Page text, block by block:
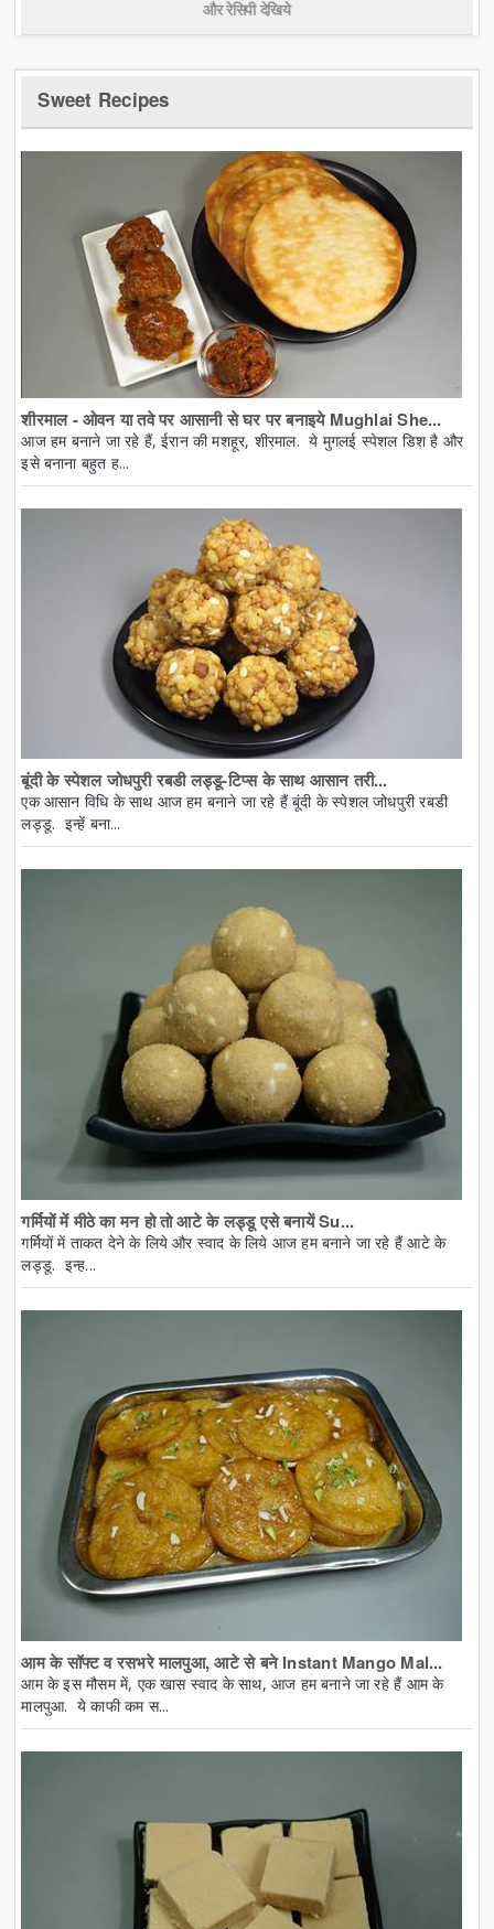
और रेसिपी देखिये
Sweet Recipes
शीरमाल - ओवन या तवे पर आसानी से घर पर बनाइये Mughlai She...
आज हम बनाने जा रहे हैं, ईरान की मशहूर, शीरमाल. ये मुगलई स्पेशल डिश है और
इसे बनाना बहुत ह...
बूंदी के स्पेशल जोधपुरी रबडी लड्डू-टिप्स के साथ आसान तरी...
एक आसान विधि के साथ आज हम बनाने जा रहे हैं बूंदी के स्पेशल जोधपुरी रबडी
लड्डू. इन्हें बना...
गर्मियों में मीठे का मन हो तो आटे के लड्डू एसे बनायें Su...
गर्मियों में ताकत देने के लिये और स्वाद के लिये आज हम बनाने जा रहे हैं आटे के
लड्डू. इन्ह...
आम के सॉफ्ट व रसभरे मालपुआ, आटे से बने Instant Mango Mal...
आम के इस मौसम में, एक खास स्वाद के साथ, आज हम बनाने जा रहे हैं आम के
मालपुआ. ये काफी कम स...